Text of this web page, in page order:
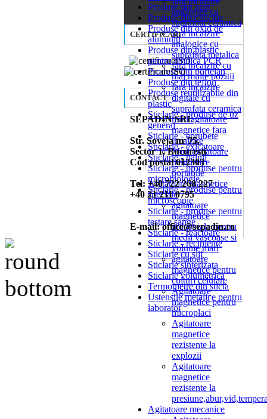
analogice cu
suprafata ceramica
fara incalzire
analogice cu
suprafata metalica
fara incalzire cu
mai multe pozitii
fara incalzire
digitale cu
suprafata ceramica
mini agitatoare
magnetice fara
incalzire
Mini agitatoare
magnetice
portabile
Agitatoare magnetice
speciale
agitatoare
magnetice
industriale pentru
medii vascoase si
volume mari
agitatoare
magnetice pentru
culturi celulare
Agitatoare
magnetice pentru
microplaci
Agitatoare
magnetice
rezistente la
explozii
Agitatoare
magnetice
rezistente la
Agitatoare mecanice
Produse din agat
Produse din cauciuc
Produse din oxid de
aluminiu
Produse din plastic
pentru tehnica PCR
Produse din portelan
Produse din teflon
Produse reutilizabile din
plastic
Sticlarie - produse de uz
general
Sticlarie - eprubete
Sticlarie - exicatoare
Sticlarie - palnii
Sticlarie - produse pentru
microbiologie
Sticlarie - produse pentru
microscopie
Sticlarie - produse pentru
testare sange
Sticlarie - reactoare
Sticlarie - recipiente
Sticlarie cu slif
Sticlarie sinterizata
Sticlarie volumetrica
Termometre din sticla
Ustensile metalice pentru
laborator
CERTIFICARI
CONTACT
SEPADIN SRL
Str. Soveja nr 75,
Sector 1, Bucuresti
Cod postal 012303
Tel: +40 722 268 227
+40 21 211 0795
E-mail: office@sepadin.ro